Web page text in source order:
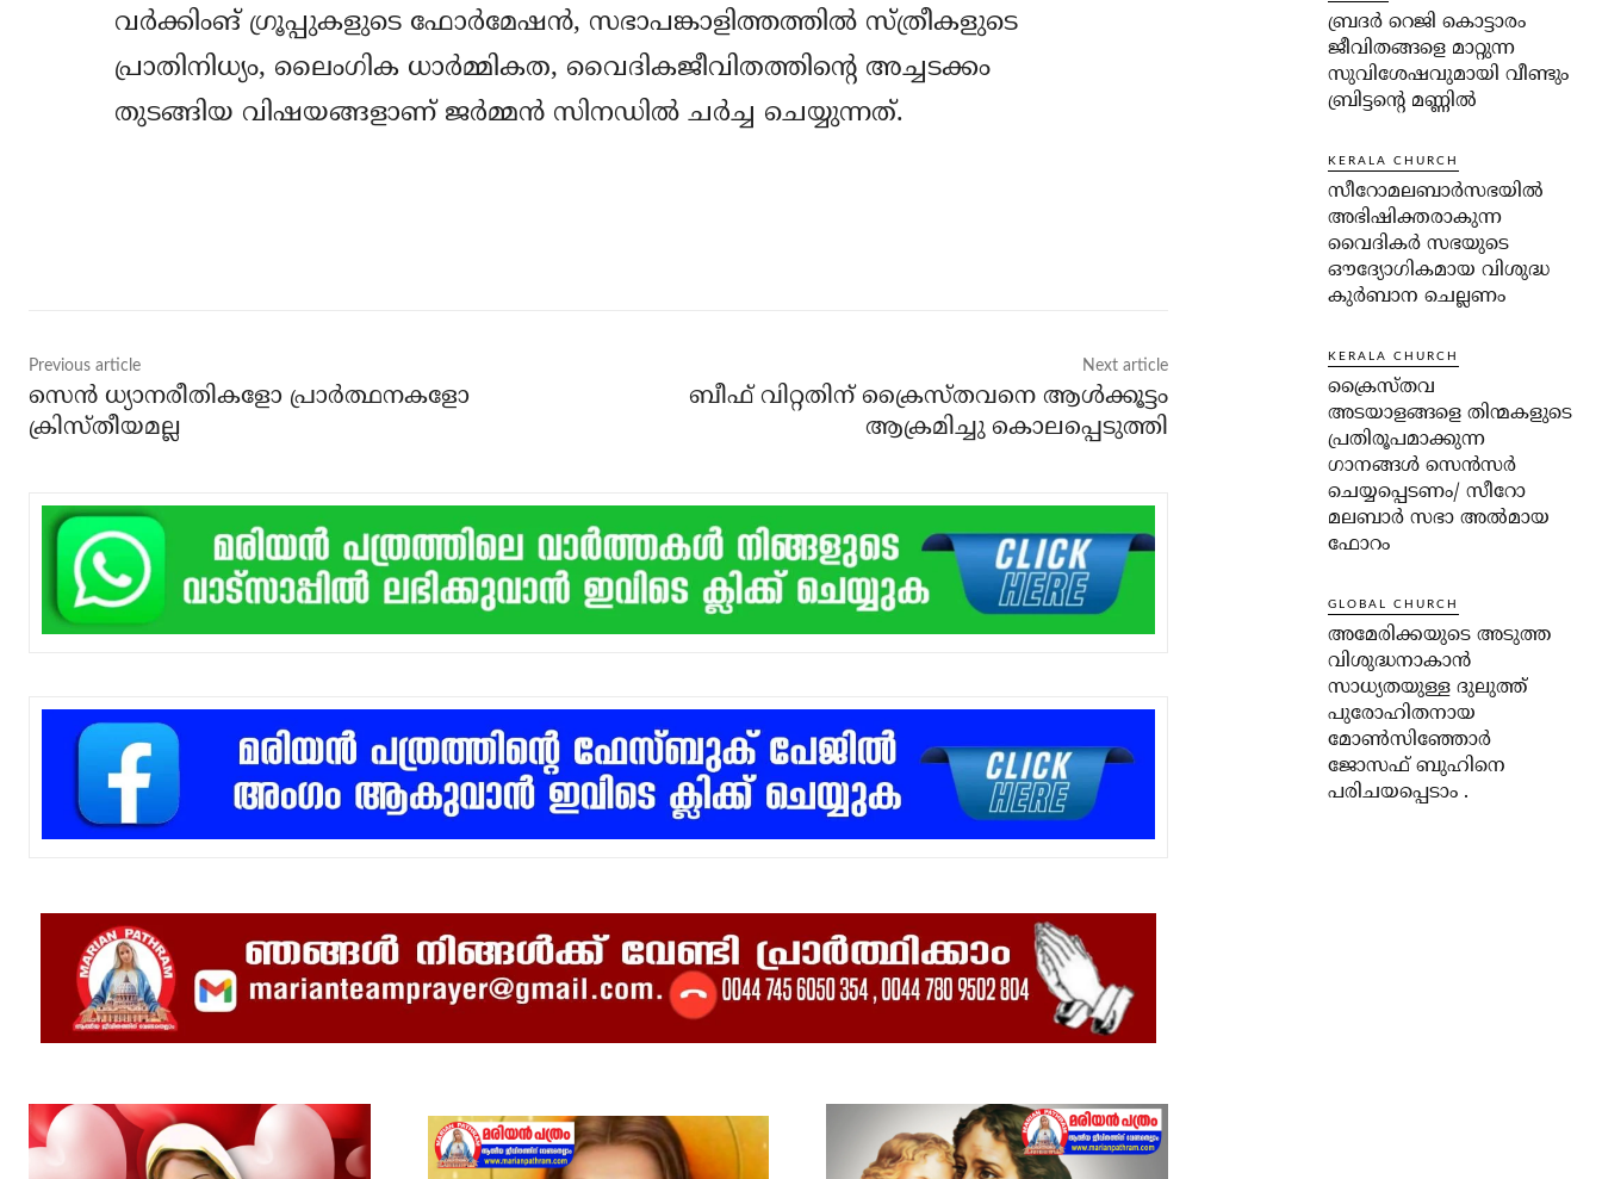
വര്‍ക്കിംങ് ഗ്രൂപ്പുകളുടെ ഫോര്‍മേഷന്‍, സഭാപങ്കാളിത്തത്തില്‍ സ്ത്രീകളുടെ
പ്രാതിനിധ്യം, ലൈംഗിക ധാര്‍മ്മികത, വൈദികജീവിതത്തിന്റെ അച്ചടക്കം
തുടങ്ങിയ വിഷയങ്ങളാണ് ജര്‍മ്മന്‍ സിനഡില്‍ ചര്‍ച്ച ചെയ്യുന്നത്.
Previous article
സെന്‍ ധ്യാനരീതികളോ പ്രാര്‍ത്ഥനകളോ
ക്രിസ്തീയമല്ല
Next article
ബീഫ് വിറ്റതിന് ക്രൈസ്തവനെ ആള്‍ക്കൂട്ടം
ആക്രമിച്ചു കൊലപ്പെടുത്തി
ബ്രദർ റെജി കൊട്ടാരം
ജീവിതങ്ങളെ മാറ്റുന്ന
സുവിശേഷവുമായി വീണ്ടും
ബ്രിട്ടന്റെ മണ്ണിൽ
KERALA CHURCH
സീറോമലബാർസഭയിൽ
അഭിഷിക്തരാകുന്ന
വൈദികർ സഭയുടെ
ഔദ്യോഗികമായ വിശുദ്ധ
കുർബാന ചെല്ലണം
KERALA CHURCH
ക്രൈസ്തവ
അടയാളങ്ങളെ തിന്മകളുടെ
പ്രതിരൂപമാക്കുന്ന
ഗാനങ്ങൾ സെൻസർ
ചെയ്യപ്പെടണം/ സീറോ
മലബാർ സഭാ അൽമായ
ഫോറം
GLOBAL CHURCH
അമേരിക്കയുടെ അടുത്ത
വിശുദ്ധനാകാൻ
സാധ്യതയുള്ള ദുലുത്ത്
പുരോഹിതനായ
മോൺസിഞ്ഞോർ
ജോസഫ് ബുഹിനെ
പരിചയപ്പെടാം .